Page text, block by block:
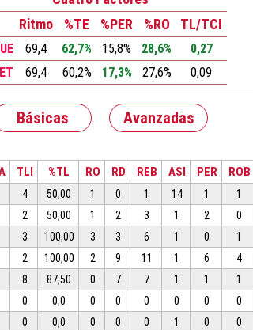
Ritmo
%TE %PER %RO TL/TCI
69,4 62,7% 15,8% 28,6%
0,27
69,4 60,2% 17,3% 27,6% 0,09
Básicas Avanzadas
TLI %TL RO RD REB ASI PER ROB
4 50,00 1 0 1 14 1 1
2 50,00 1 2 3 1 2 0
3 100,00 3 3 6 1 0 1
2 100,00 2 9 11 1 6 4
8 87,50 0 7 7 1 1 1
0 0,0 0 0 0 0 0 0
0 0,0 0 0 0 1 0 0